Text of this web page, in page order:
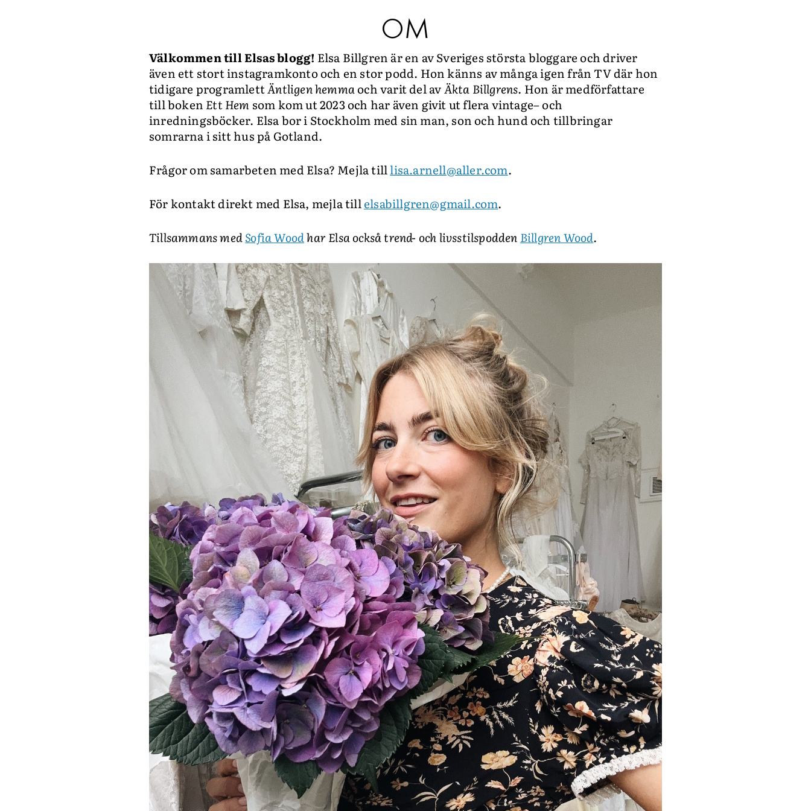
PRENUMERERA
OM
Välkommen till Elsas blogg! Elsa Billgren är en av Sveriges största bloggare och driver
även ett stort instagramkonto och en stor podd. Hon känns av många igen från TV där hon
tidigare programlettÄntligen hemmaoch varit del avÄkta Billgrens. Hon är medförfattare
till boken Ett Hem som kom ut 2023 och har även givit ut flera vintage– och
inredningsböcker. Elsa bor i Stockholm med sin man, son och hund och tillbringar
somrarna i sitt hus på Gotland.
Frågor om samarbeten med Elsa? Mejla tilllisa.arnell@aller.com.
För kontakt direkt med Elsa, mejla tillelsabillgren@gmail.com.
Tillsammans medSofia Woodhar Elsa också trend- och livsstilspodden Billgren Wood.